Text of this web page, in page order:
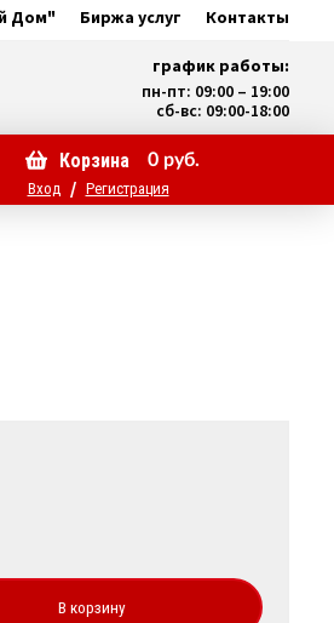
Дом" Биржа услуг Контакты
график работы:
пн-пт: 09:00 – 19:00
сб-вс: 09:00-18:00
Корзина 0руб.
Вход / Регистрация
В корзину